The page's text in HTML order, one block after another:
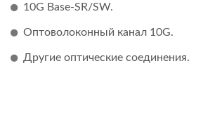
10G Base-SR/SW.
Оптоволоконный канал 10G.
Другие оптические соединения.